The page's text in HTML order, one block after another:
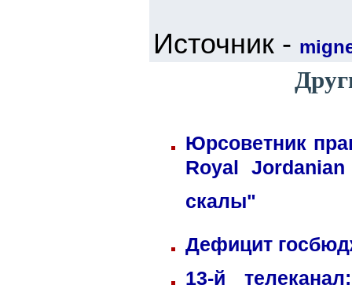
Источник -
Юрсоветник
Royal
скалы"
Дефицит
13-й